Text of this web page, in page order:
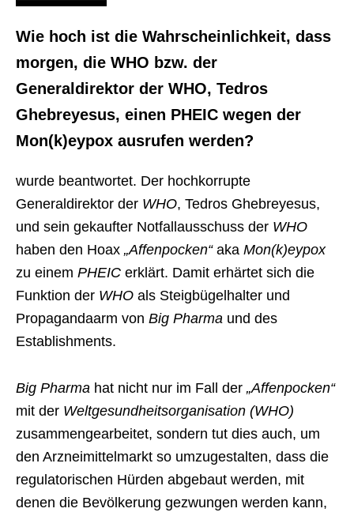
Wie hoch ist die Wahrscheinlichkeit, dass
morgen, die WHO bzw. der
Generaldirektor der WHO, Tedros
Ghebreyesus, einen PHEIC wegen der
Mon(k)eypox ausrufen werden?
wurde beantwortet. Der hochkorrupte
Generaldirektor der WHO, Tedros Ghebreyesus,
und sein gekaufter Notfallausschuss der WHO
haben den Hoax „Affenpocken“aka Mon(k)eypox
zu einem PHEIC erklärt. Damit erhärtet sich die
Funktion der WHO als Steigbügelhalter und
Propagandaarm von Big Pharma und des
Establishments.
Big Pharma hat nicht nur im Fall der „Affenpocken“
mit der Weltgesundheitsorganisation (WHO)
zusammengearbeitet, sondern tut dies auch, um
den Arzneimittelmarkt so umzugestalten, dass die
regulatorischen Hürden abgebaut werden, mit
denen die Bevölkerung gezwungen werden kann,